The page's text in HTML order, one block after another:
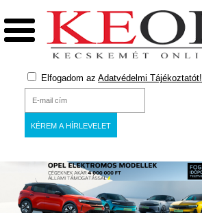
Elfogadom az Adatvédelmi Tájékoztatót!